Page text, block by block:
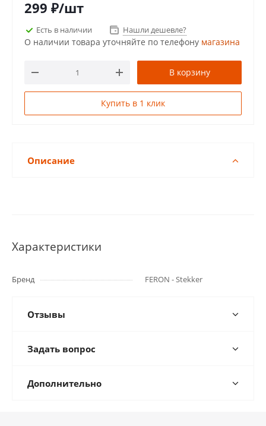
299 ₽/шт
Есть в наличии Нашли дешевле?
О наличии товара уточняйте по телефону магазина
В корзину
Купить в 1 клик
Описание
Характеристики
Бренд FERON - Stekker
Отзывы
Задать вопрос
Дополнительно